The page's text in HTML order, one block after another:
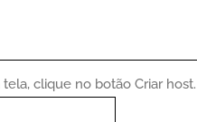
clique no botão Criar host.